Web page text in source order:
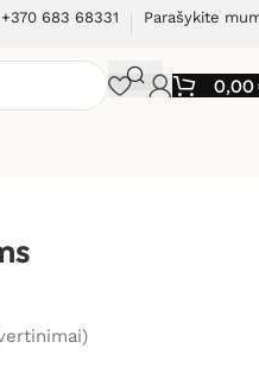
683 68331 Parašykite
0,00